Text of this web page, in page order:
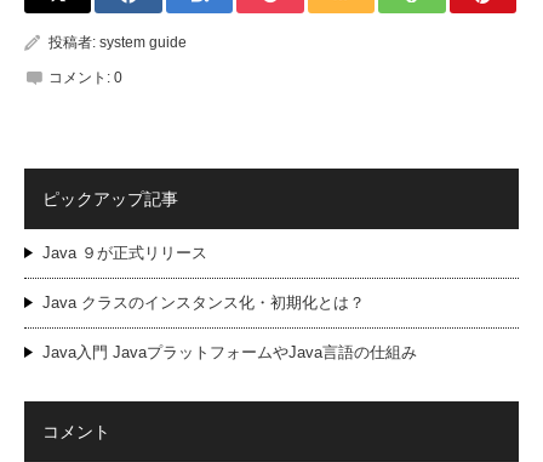
投稿者: system guide
コメント: 0
ピックアップ記事
Java ９が正式リリース
Java クラスのインスタンス化・初期化とは？
Java入門 JavaプラットフォームやJava言語の仕組み
コメント